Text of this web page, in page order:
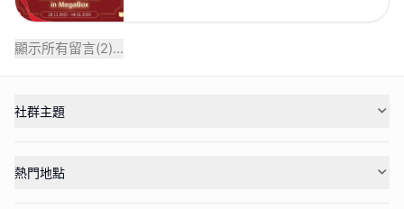
顯示所有留言(2)...
社群主題
熱門地點